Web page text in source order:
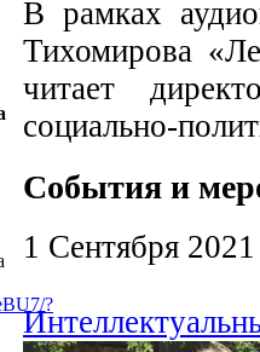
?
В рамках
Тихомирова
читает
социально-
События и
1 Сентября 2021